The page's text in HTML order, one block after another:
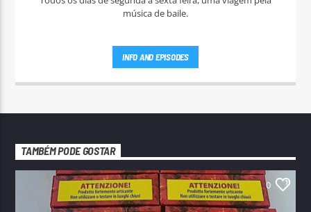
música de baile.
INFO AND EPISODES
TAMBÉM PODE GOSTAR
0